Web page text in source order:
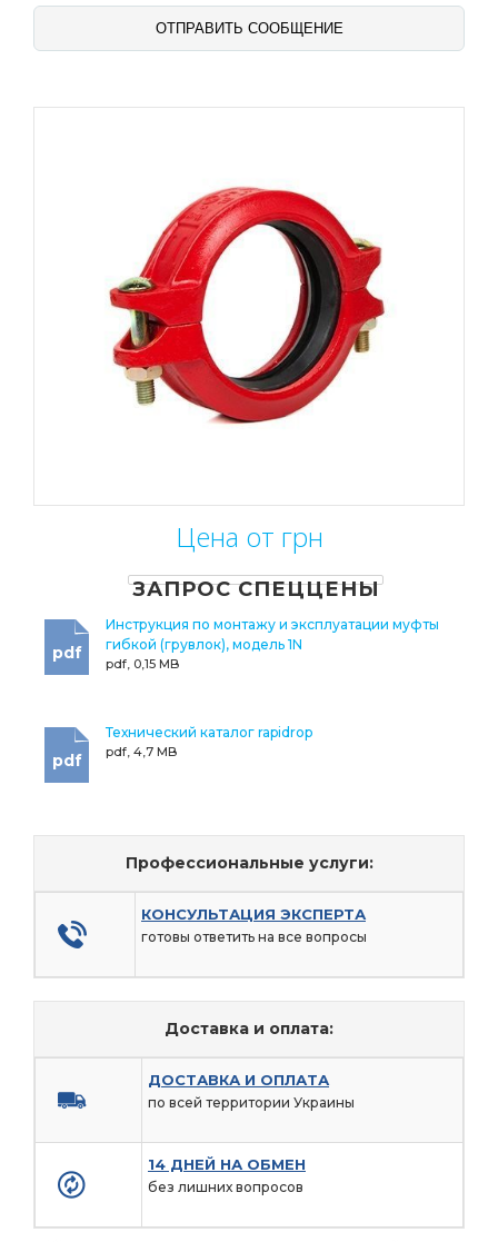
Цена от грн
ЗАПРОС СПЕЦЦЕНЫ
Инструкция по монтажу и эксплуатации муфты
гибкой (грувлок), модель 1N
pdf, 0,15 MB
pdf
Технический каталог rapidrop
pdf, 4,7 MB
pdf
Профессиональные услуги:
КОНСУЛЬТАЦИЯ ЭКСПЕРТА
готовы ответить на все вопросы
Доставка и оплата:
ДОСТАВКА И ОПЛАТА
по всей территории Украины
14 ДНЕЙ НА ОБМЕН
без лишних вопросов